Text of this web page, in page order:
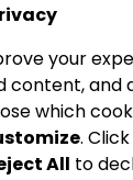
and
time I
your
content, and
which
. Click
All to